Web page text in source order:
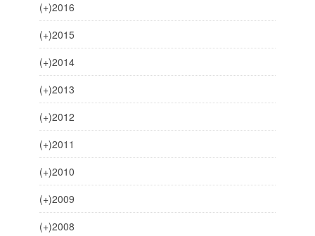
(+)2016
(+)2015
(+)2014
(+)2013
(+)2012
(+)2011
(+)2010
(+)2009
(+)2008